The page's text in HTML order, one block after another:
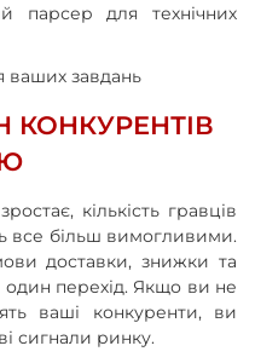
парсер для технічних
ваших завдань
КОНКУРЕНТІВ
кількість гравців
все більш вимогливими.
доставки, знижки та
один перехід. Якщо ви не
ваші конкуренти, ви
сигнали ринку.